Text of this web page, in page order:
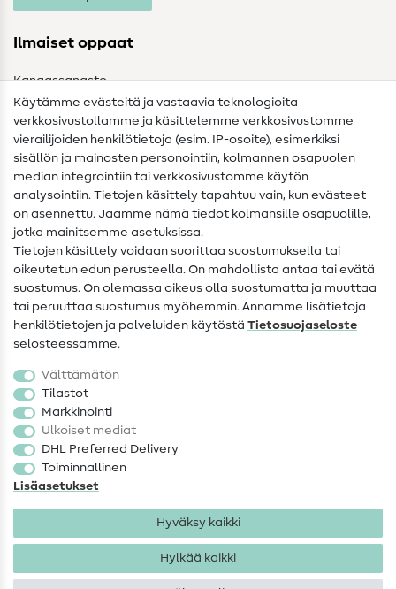
Ilmaiset oppaat
Kangassanasto
Ompelusanasto
Ompeluohjeet
Apua ja yhteystiedot
Yhteystiedot
Tietoa omistajanvaihdoksesta
Peruutusoikeus
Suosittu
Kankaat
Ompelutarvikkeet
Ale
Käytämme evästeitä ja vastaavia teknologioita
verkkosivustollamme ja käsittelemme verkkosivustomme
vierailijoiden henkilötietoja (esim. IP-osoite), esimerkiksi
sisällön ja mainosten personointiin, kolmannen osapuolen
median integrointiin tai verkkosivustomme käytön
analysointiin. Tietojen käsittely tapahtuu vain, kun evästeet
on asennettu. Jaamme nämä tiedot kolmansille osapuolille,
jotka mainitsemme asetuksissa.
Tietojen käsittely voidaan suorittaa suostumuksella tai
oikeutetun edun perusteella. On mahdollista antaa tai evätä
suostumus. On olemassa oikeus olla suostumatta ja muuttaa
tai peruuttaa suostumus myöhemmin. Annamme lisätietoja
henkilötietojen ja palveluiden käytöstä Tietosuojaseloste-
selosteessamme.
Välttämätön
Tilastot
Markkinointi
Ulkoiset mediat
DHL Preferred Delivery
Toiminnallinen
Lisäasetukset
Hyväksy kaikki
Hylkää kaikki
Tietosuoja
Käyttöehdot
Peruutusoikeus